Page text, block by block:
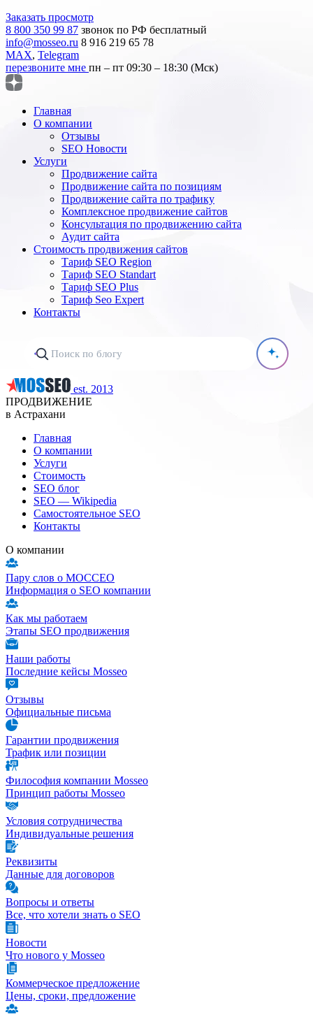
Заказать просмотр
8 800 350 99 87 звонок по РФ бесплатный
info@mosseo.ru 8 916 219 65 78
MAX, Telegram
перезвоните мне пн – пт 09:30 – 18:30 (Мск)
Главная
О компании
Отзывы
SEO Новости
Услуги
Продвижение сайта
Продвижение сайта по позициям
Продвижение сайта по трафику
Комплексное продвижение сайтов
Консультация по продвижению сайта
Аудит сайта
Стоимость продвижения сайтов
Тариф SEO Region
Тариф SEO Standart
Тариф SEO Plus
Тариф Seo Expert
Контакты
est. 2013
ПРОДВИЖЕНИЕ
в Астрахани
Главная
О компании
Услуги
Стоимость
SEO блог
SEO — Wikipedia
Самостоятельное SEO
Контакты
О компании
Пару слов о МОССЕО
Информация о SEO компании
Как мы работаем
Этапы SEO продвижения
Наши работы
Последние кейсы Mosseo
Отзывы
Официальные письма
Гарантии продвижения
Трафик или позиции
Философия компании Mosseo
Принцип работы Mosseo
Условия сотрудничества
Индивидуальные решения
Реквизиты
Данные для договоров
Вопросы и ответы
Все, что хотели знать о SEO
Новости
Что нового у Mosseo
Коммерческое предложение
Цены, сроки, предложение